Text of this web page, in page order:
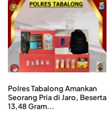
Polres Tabalong Amankan
Seorang Pria di Jaro, Beserta
13,48 Gram...